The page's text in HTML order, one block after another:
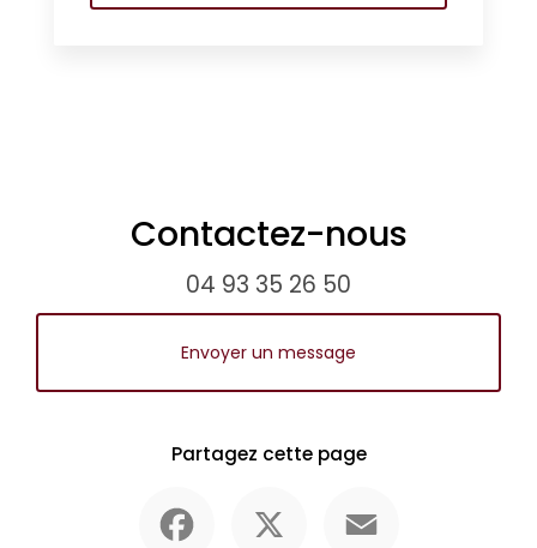
Contactez-nous
04 93 35 26 50
Envoyer un message
Partagez cette page